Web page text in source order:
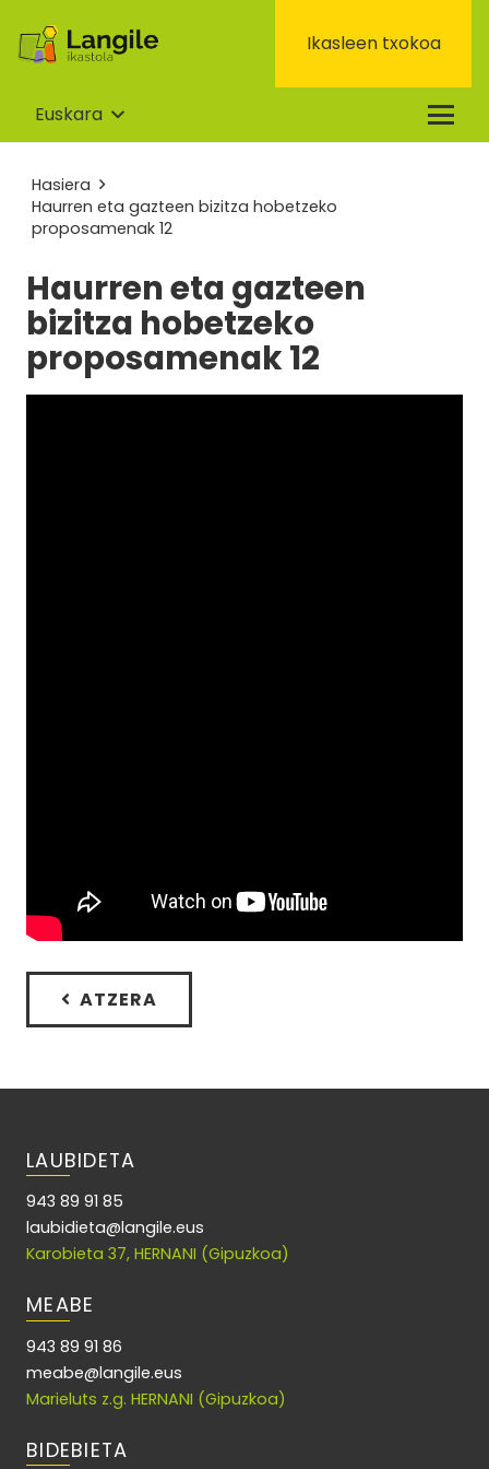
Ikasleen txokoa
Euskara
Hasiera
Haurren eta gazteen bizitza hobetzeko
proposamenak 12
Haurren eta gazteen
bizitza hobetzeko
proposamenak 12
ATZERA
LAUBIDETA
943 89 91 85
laubidieta@langile.eus
Karobieta 37, HERNANI (Gipuzkoa)
MEABE
943 89 91 86
meabe@langile.eus
Marieluts z.g. HERNANI (Gipuzkoa)
BIDEBIETA